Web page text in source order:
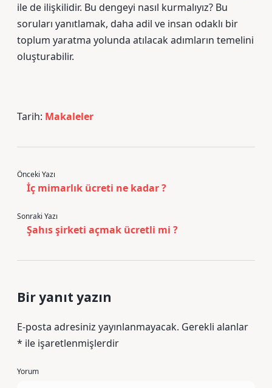
ile de ilişkilidir. Bu dengeyi nasıl kurmalıyız? Bu
soruları yanıtlamak, daha adil ve insan odaklı bir
toplum yaratma yolunda atılacak adımların temelini
oluşturabilir.
Tarih: Makaleler
Önceki Yazı
İç mimarlık ücreti ne kadar ?
Sonraki Yazı
Şahıs şirketi açmak ücretli mi ?
Bir yanıt yazın
E-posta adresiniz yayınlanmayacak. Gerekli alanlar
* ile işaretlenmişlerdir
Yorum